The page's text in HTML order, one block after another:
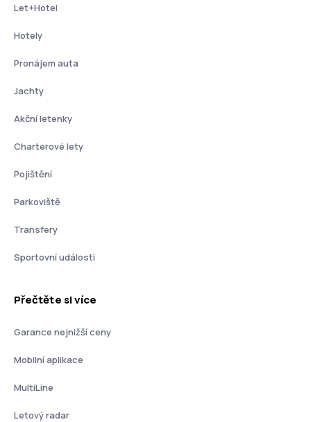
Let+Hotel
Hotely
Pronájem auta
Jachty
Akční letenky
Charterové lety
Pojištění
Parkoviště
Transfery
Sportovní události
Přečtěte si více
Garance nejnižší ceny
Mobilní aplikace
MultiLine
Letový radar